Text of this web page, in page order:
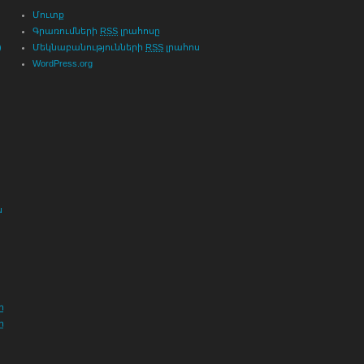
Մուտք
Գրառումների RSS լրահոսը
Մեկնաբանությունների RSS լրահոս
WordPress.org